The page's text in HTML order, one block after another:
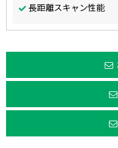
長距離スキャン性能